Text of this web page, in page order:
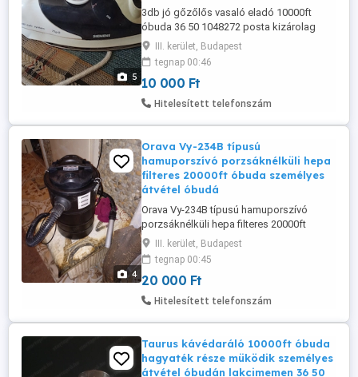
5
3db jó gőzőlős vasaló eladó 10000ft
óbuda 36 50 1048272 posta kizárolag
előre fizetés után mpl
csomagautomatába + 3000ft
III. kerület, Budapest
tegnap 00:46
10 000 Ft
Hitelesített telefonszám
4
Orava Vy-234B típusú
hamuporszívó porzsáknélküli hepa
filteres 20000ft óbuda személyes
átvétel óbudá
Orava Vy-234B típusú hamuporszívó
porzsáknélküli hepa filteres 20000ft
óbuda személyes átvétel óbudán
lakcimemen posta kizárolag előre fizetés
után ami drágább mind a feladási dij
listaára 36 50 104 8272 36 20 949 1288
Térfogat 20 liter Az Orava Vy-234
teljesítményű hamuporszívó, ...
III. kerület, Budapest
tegnap 00:45
20 000 Ft
Hitelesített telefonszám
Taurus kávédaráló 10000ft óbuda
hagyaték része müködik személyes
átvétel óbudán lakcimemen 36 50